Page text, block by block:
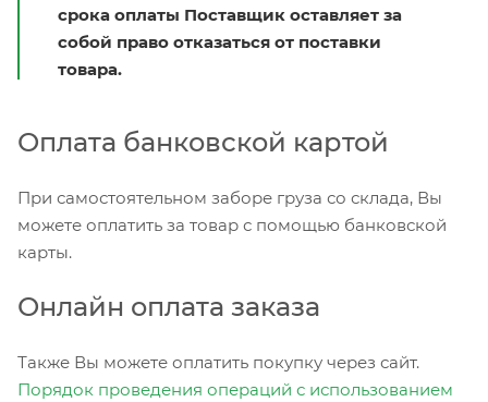
срока оплаты Поставщик оставляет за
собой право отказаться от поставки
товара.
Оплата банковской картой
При самостоятельном заборе груза со склада, Вы
можете оплатить за товар с помощью банковской
карты.
Онлайн оплата заказа
Также Вы можете оплатить покупку через сайт.
Порядок проведения операций с использованием